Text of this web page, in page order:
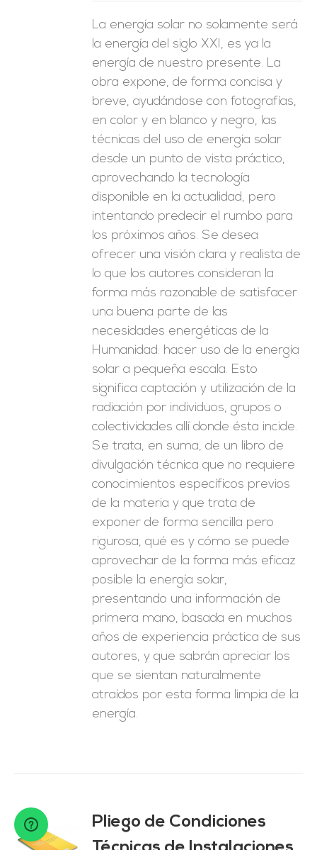
La energía solar no solamente será
la energía del siglo XXI, es ya la
energía de nuestro presente. La
obra expone, de forma concisa y
breve, ayudándose con fotografías,
en color y en blanco y negro, las
técnicas del uso de energía solar
desde un punto de vista práctico,
aprovechando la tecnología
disponible en la actualidad, pero
intentando predecir el rumbo para
los próximos años. Se desea
ofrecer una visión clara y realista de
lo que los autores consideran la
forma más razonable de satisfacer
una buena parte de las
necesidades energéticas de la
Humanidad: hacer uso de la energía
solar a pequeña escala. Esto
significa captación y utilización de la
radiación por individuos, grupos o
colectividades allí donde ésta incide.
Se trata, en suma, de un libro de
divulgación técnica que no requiere
conocimientos específicos previos
de la materia y que trata de
exponer de forma sencilla pero
rigurosa, qué es y cómo se puede
aprovechar de la forma más eficaz
posible la energía solar,
presentando una información de
primera mano, basada en muchos
años de experiencia práctica de sus
autores, y que sabrán apreciar los
que se sientan naturalmente
atraídos por esta forma limpia de la
energía.
Pliego de Condiciones